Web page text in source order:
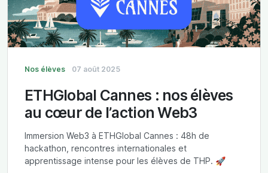
Nos élèves 07 août 2025
ETHGlobal Cannes : nos élèves
au cœur de l’action Web3
Immersion Web3 à ETHGlobal Cannes : 48h de
hackathon, rencontres internationales et
apprentissage intense pour les élèves de THP. 🚀